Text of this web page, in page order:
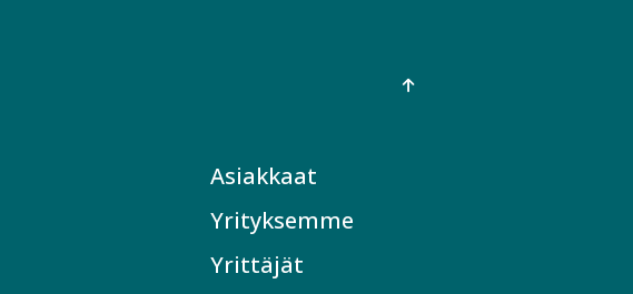
Asiakkaat
Yrityksemme
Yrittäjät